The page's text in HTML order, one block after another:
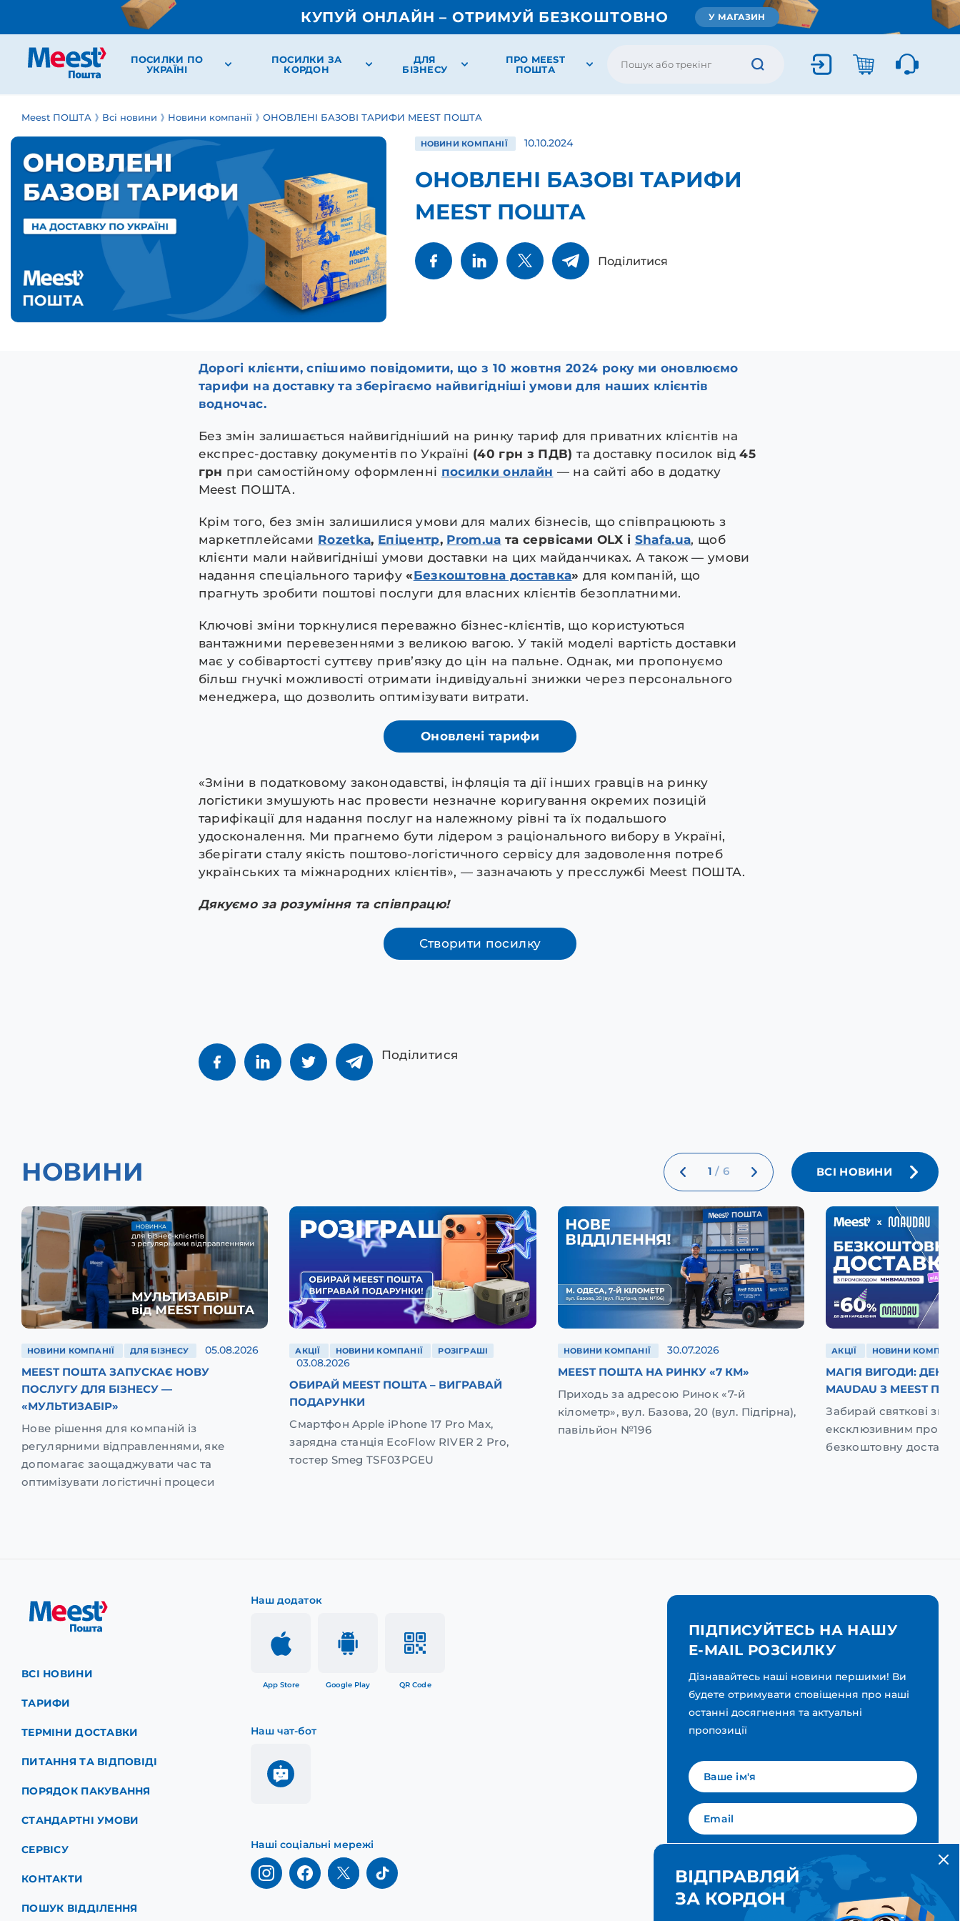
КУПУЙ ОНЛАЙН – ОТРИМУЙ БЕЗКОШТОВНО У МАГАЗИН
ПОСИЛКИ ПО
УКРАЇНІ
ПОСИЛКИ ЗА
КОРДОН
ДЛЯ
БІЗНЕСУ
ПРО MEEST
ПОШТА
Meest ПОШТА Всі новини Новини компанії ОНОВЛЕНІ БАЗОВІ ТАРИФИ MEEST ПОШТА
НОВИНИ КОМПАНІЇ 10.10.2024
ОНОВЛЕНІ БАЗОВІ ТАРИФИ
MEEST ПОШТА
Поділитися
Дорогі клієнти, спішимо повідомити, що з 10 жовтня 2024 року ми оновлюємо
тарифи на доставку та зберігаємо найвигідніші умови для наших клієнтів
водночас.
Без змін залишається найвигідніший на ринку тариф для приватних клієнтів на
експрес-доставку документів по Україні (40 грн з ПДВ) та доставку посилок від45
грн при самостійному оформленні посилки онлайн — на сайті або в додатку
Meest ПОШТА.
Крім того, без змін залишилися умови для малих бізнесів, що співпрацюють з
маркетплейсами Rozetka, Епіцентр, Prom.ua та сервісами OLX і Shafa.ua, щоб
клієнти мали найвигідніші умови доставки на цих майданчиках. А також — умови
надання спеціального тарифу«Безкоштовна доставка» для компаній, що
прагнуть зробити поштові послуги для власних клієнтів безоплатними.
Ключові зміни торкнулися переважно бізнес-клієнтів, що користуються
вантажними перевезеннями з великою вагою. У такій моделі вартість доставки
має у собівартості суттєву прив’язку до цін на пальне. Однак, ми пропонуємо
більш гнучкі можливості отримати індивідуальні знижки через персонального
менеджера, що дозволить оптимізувати витрати.
Оновлені тарифи
«Зміни в податковому законодавстві, інфляція та дії інших гравців на ринку
логістики змушують нас провести незначне коригування окремих позицій
тарифікації для надання послуг на належному рівні та їх подальшого
удосконалення. Ми прагнемо бути лідером з раціонального вибору в Україні,
зберігати сталу якість поштово-логістичного сервісу для задоволення потреб
українських та міжнародних клієнтів», — зазначають у пресслужбі Meest ПОШТА.
Дякуємо за розуміння та співпрацю!
Створити посилку
Поділитися
НОВИНИ 1 / 6 ВСІ НОВИНИ
НОВИНИ КОМПАНІЇ ДЛЯ БІЗНЕСУ 05.08.2026
MEEST ПОШТА ЗАПУСКАЄ НОВУ
ПОСЛУГУ ДЛЯ БІЗНЕСУ —
«МУЛЬТИЗАБІР»
Нове рішення для компаній із
регулярними відправленнями, яке
допомагає заощаджувати час та
оптимізувати логістичні процеси
АКЦІЇ НОВИНИ КОМПАНІЇ РОЗІГРАШІ
03.08.2026
ОБИРАЙ MEEST ПОШТА – ВИГРАВАЙ
ПОДАРУНКИ
Смартфон Apple iPhone 17 Pro Max,
зарядна станція EcoFlow RIVER 2 Pro,
тостер Smeg TSF03PGEU
НОВИНИ КОМПАНІЇ 30.07.2026
MEEST ПОШТА НА РИНКУ «7 КМ»
Приходь за адресою Ринок «7-й
кілометр», вул. Базова, 20 (вул. Підгірна),
павільйон №196
АКЦІЇ НОВИНИ КОМПАНІЇ
МАГІЯ ВИГОДИ:
MAUDAU З MEEST
Забирай святкові
ексклюзивним
безкоштовну доставку
ВСІ НОВИНИ
ТАРИФИ
ТЕРМІНИ ДОСТАВКИ
ПИТАННЯ ТА ВІДПОВІДІ
ПОРЯДОК ПАКУВАННЯ
СТАНДАРТНІ УМОВИ
СЕРВІСУ
КОНТАКТИ
ПОШУК ВІДДІЛЕННЯ
Наш додаток
App Store Google Play QR Code
Наш чат-бот
Наші соціальні мережі
ПІДПИСУЙТЕСЬ НА НАШУ
E-MAIL РОЗСИЛКУ
Дізнавайтесь наші новини першими! Ви
будете отримувати сповіщення про наші
останні досягнення та актуальні
пропозиції
Мова для вашої розсилки Українська
ПІДПИСАТИСЯ
ВІДПРАВЛЯЙ
ЗА КОРДОН